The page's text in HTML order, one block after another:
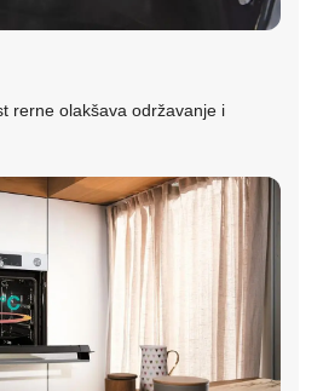
rerne olakšava održavanje i